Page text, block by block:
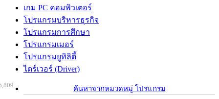
เกม PC คอมพิวเตอร์
โปรแกรมบริหารธุรกิจ
โปรแกรมการศึกษา
โปรแกรมเมอร์
โปรแกรมยูทิลิตี้
ไดร์เวอร์ (Driver)
ค้นหาจากหมวดหมู่ โปรแกรม